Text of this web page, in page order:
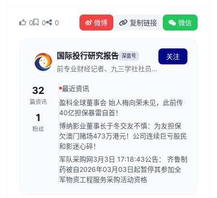
0 0 0 微博 复制链接 微信
国际投行研究报告 深蓝号
前专业财经记者、九三学社社员、
区域经济发展研究会理事！个人读
书笔记，专业财经研究，我读什么
你看什么。
关注
32
篇资讯
1
粉丝
最近资讯
盈科全球董事会 始人梅向荣未见，此前传
40亿担保暴雷自首！
博纳影业董事长于冬交友不慎：为友担保
欠澳门赌场473万港元！公司连续巨亏股民
和影迷心碎！
军队采购网3月3日 17:18:43公告： 齐鲁制
药被自2026年03月03日起暂停其参加全
军物资工程服务采购活动资格